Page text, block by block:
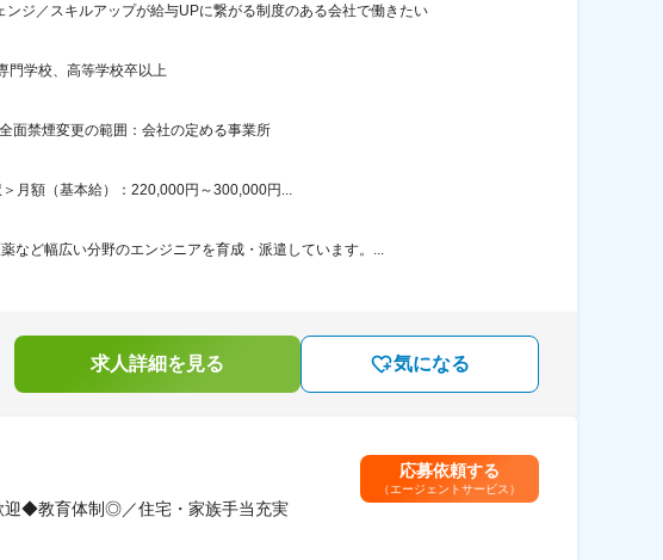
ジ／スキルアップが給与UPに繋がる制度のある会社で働きたい
門学校、高等学校卒以上
面禁煙変更の範囲：会社の定める事業所
月額（基本給）：220,000円～300,000円...
ど幅広い分野のエンジニアを育成・派遣しています。...
求人詳細を見る 気になる
迎◆教育体制◎／住宅・家族手当充実
応募依頼する
（エージェントサービス）